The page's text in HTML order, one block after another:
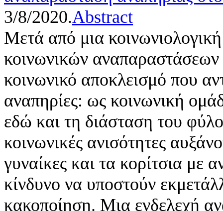
3/8/2020.Abstract
Μετά από μια
κοινωνικών αναπαραστάσεων
κοινωνικό αποκλεισμό που
αναπηρίες: ως κοινωνική
εδώ και τη διάσταση του
κοινωνικές ανισότητες
γυναίκες και τα κορίτσια με
κίνδυνο να υποστούν
κακοποίηση. Μια ενδελεχή